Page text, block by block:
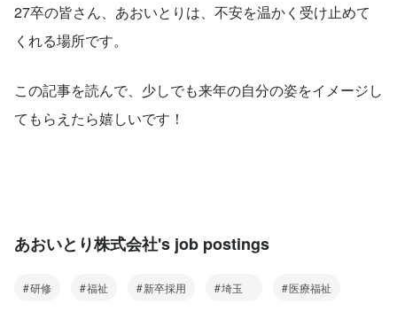
27卒の皆さん、あおいとりは、不安を温かく受け止めて
くれる場所です。
この記事を読んで、少しでも来年の自分の姿をイメージし
てもらえたら嬉しいです！
あおいとり株式会社's job postings
研修 福祉 新卒採用 埼玉 医療福祉